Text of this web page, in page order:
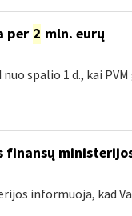
per 2 mln. eurų
spalio 1 d., kai
finansų
informuoja, kad